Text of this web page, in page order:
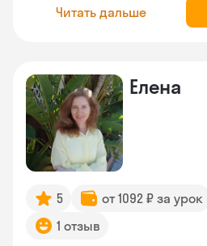
Читать дальше
Елена
5 от 1092 ₽ за урок
1 отзыв